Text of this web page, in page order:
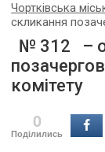
Чортківська
скликання
№ 312 –
комітету
0
Поділились